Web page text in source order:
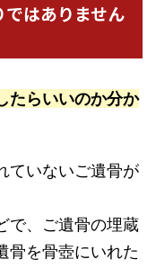
はありません
たらいいのか分か
ていないご遺骨が
で、ご遺骨の埋蔵
骨を骨壺にいれた